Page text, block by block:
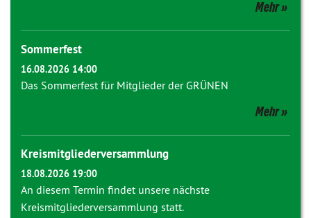
Mehr
Sommerfest
16.08.2026 14:00
Das Sommerfest für Mitglieder der GRÜNEN
Mehr
Kreismitgliederversammlung
18.08.2026 19:00
An diesem Termin findet unsere nächste
Kreismitgliederversammlung statt.